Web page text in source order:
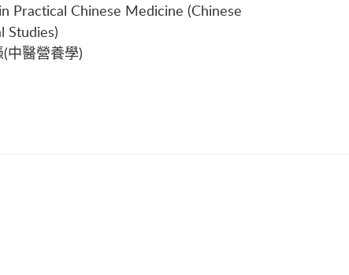
Practical Chinese Medicine (Chinese
Studies)
中醫營養學)